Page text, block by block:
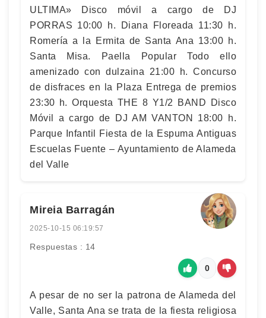
ULTIMA» Disco móvil a cargo de DJ
PORRAS 10:00 h. Diana Floreada 11:30 h.
Romería a la Ermita de Santa Ana 13:00 h.
Santa Misa. Paella Popular Todo ello
amenizado con dulzaina 21:00 h. Concurso
de disfraces en la Plaza Entrega de premios
23:30 h. Orquesta THE 8 Y1/2 BAND Disco
Móvil a cargo de DJ AM VANTON 18:00 h.
Parque Infantil Fiesta de la Espuma Antiguas
Escuelas Fuente – Ayuntamiento de Alameda
del Valle
Mireia Barragán
2025-10-15 06:19:57
Respuestas : 14
0
A pesar de no ser la patrona de Alameda del
Valle, Santa Ana se trata de la fiesta religiosa